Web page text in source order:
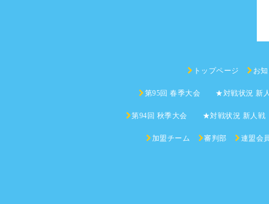
トップページ お
第95回 春季大会 ★対戦状況 新
第94回 秋季大会 ★対戦状況 新人戦
加盟チーム 審判部 連盟会